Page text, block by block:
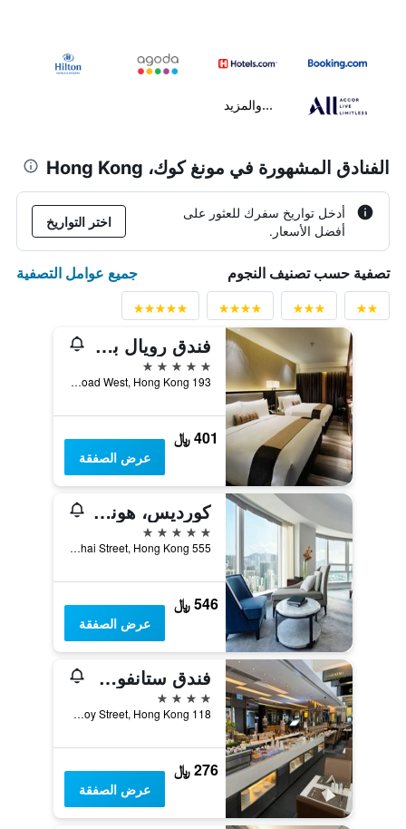
...والمزيد
الفنادق المشهورة في مونغ كوك، Hong Kong
أدخل تواريخ سفرك للعثور على
أفضل الأسعار.
اختر التواريخ
تصفية حسب تصنيف النجوم جميع عوامل التصفية
فندق رويال بلازا
5 نجوم
193 Prince Edward Road West, Hong Kong, هونغ كونغ
401 ﷼
عرض الصفقة
كورديس، هونج كونج
5 نجوم
555 Shanghai Street, Hong Kong, هونغ كونغ
546 ﷼
عرض الصفقة
فندق ستانفورد هونغ كونغ
4 نجوم
118 Soy Street, Hong Kong, هونغ كونغ
276 ﷼
عرض الصفقة